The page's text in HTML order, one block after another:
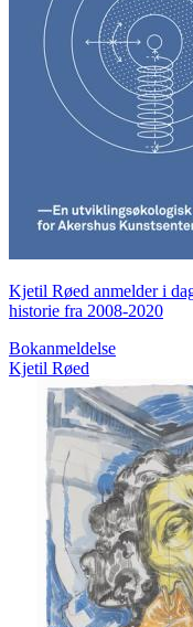
Kjetil Røed anmelder i
historie fra 2008-2020
Bokanmeldelse
Kjetil Røed